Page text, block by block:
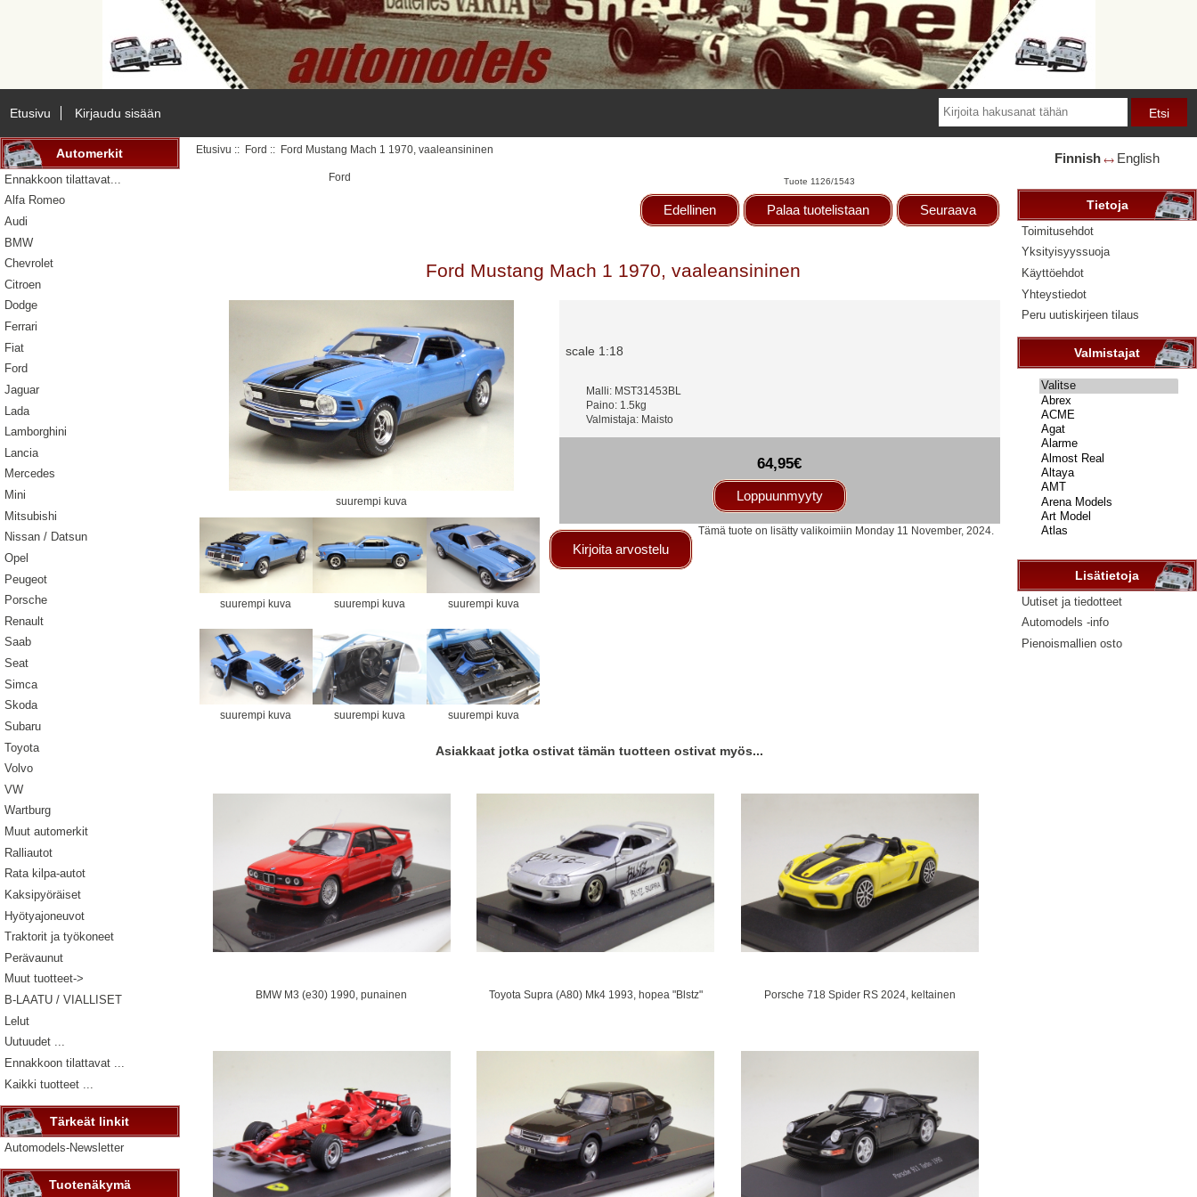
Etusivu Kirjaudu sisään
Automerkit
Ennakkoon tilattavat...
Alfa Romeo
Audi
BMW
Chevrolet
Citroen
Dodge
Ferrari
Fiat
Ford
Jaguar
Lada
Lamborghini
Lancia
Mercedes
Mini
Mitsubishi
Nissan / Datsun
Opel
Peugeot
Porsche
Renault
Saab
Seat
Simca
Skoda
Subaru
Toyota
Volvo
VW
Wartburg
Muut automerkit
Ralliautot
Rata kilpa-autot
Kaksipyöräiset
Hyötyajoneuvot
Traktorit ja työkoneet
Perävaunut
Muut tuotteet->
B-LAATU / VIALLISET
Lelut
Uutuudet ...
Ennakkoon tilattavat ...
Kaikki tuotteet ...
Tärkeät linkit
Automodels-Newsletter
Tuotenäkymä
Etusivu :: Ford :: Ford Mustang Mach 1 1970, vaaleansininen
Ford Tuote 1126/1543
Edellinen Palaa tuotelistaan Seuraava
Ford Mustang Mach 1 1970, vaaleansininen
suurempi kuva
suurempi kuva suurempi kuva suurempi kuva
suurempi kuva suurempi kuva suurempi kuva
scale 1:18
Malli: MST31453BL
Paino: 1.5kg
Valmistaja: Maisto
64,95€
Loppuunmyyty
Kirjoita arvostelu
Tämä tuote on lisätty valikoimiin Monday 11 November, 2024.
Asiakkaat jotka ostivat tämän tuotteen ostivat myös...
BMW M3 (e30) 1990, punainen Toyota Supra (A80) Mk4 1993, hopea "Blstz" Porsche 718 Spider RS 2024, keltainen
Finnish 🡘 English
Tietoja
Toimitusehdot
Yksityisyyssuoja
Käyttöehdot
Yhteystiedot
Peru uutiskirjeen tilaus
Valmistajat
Valitse
...
Lisätietoja
Uutiset ja tiedotteet
Automodels -info
Pienoismallien osto